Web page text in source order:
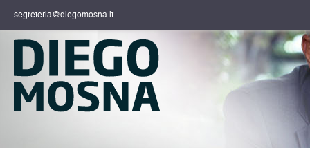
segreteria@diegomosna.it